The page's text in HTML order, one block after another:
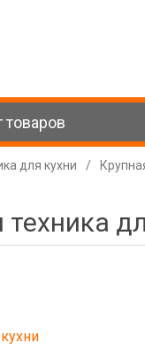
товаров
для кухни /
техника